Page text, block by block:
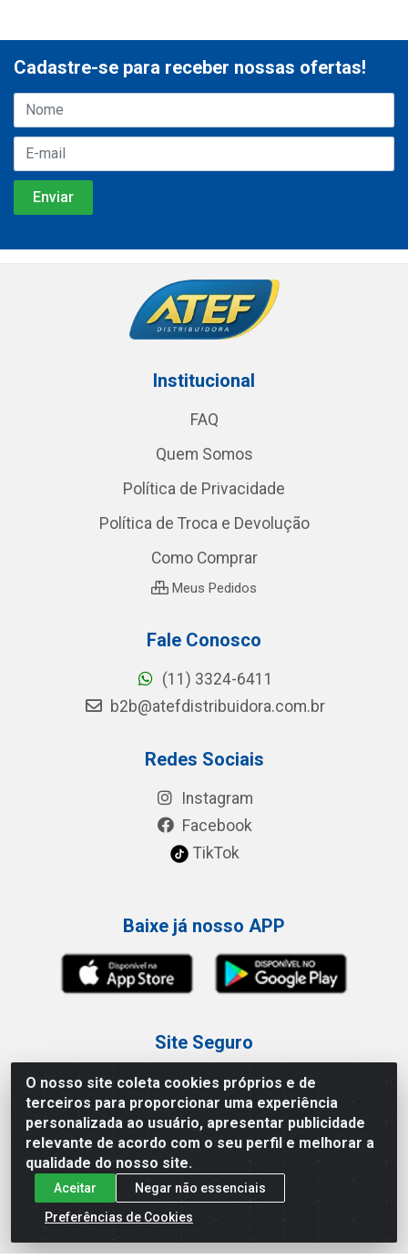
O nosso site coleta cookies próprios e de
terceiros para proporcionar uma experiência
personalizada ao usuário, apresentar publicidade
relevante de acordo com o seu perfil e melhorar a
qualidade do nosso site.
Aceitar
Negar não essenciais
Preferências de Cookies
Cadastre-se para receber nossas ofertas!
Institucional
FAQ
Quem Somos
Política de Privacidade
Política de Troca e Devolução
Como Comprar
Meus Pedidos
Fale Conosco
(11) 3324-6411
b2b@atefdistribuidora.com.br
Redes Sociais
Instagram
Facebook
TikTok
Baixe já nosso APP
Site Seguro
Loja / Showroom
Tel.: (11) 3227-0546
Av Vautier, 587/597 - Pari - São Paulo/SP